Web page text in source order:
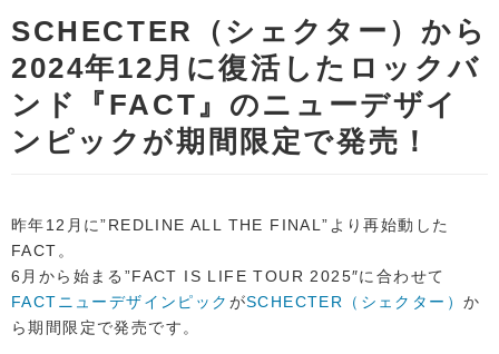
SCHECTER（シェクター）から
2024年12月に復活したロックバ
ンド『FACT』のニューデザイ
ンピックが期間限定で発売！
昨年12月に”REDLINE ALL THE FINAL”より再始動した
FACT。
6月から始まる”FACT IS LIFE TOUR 2025″に合わせて
FACTニューデザインピック がSCHECTER（シェクター）か
ら期間限定で発売です。